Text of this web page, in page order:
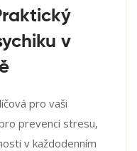
v
pro vaši
prevenci stresu,
v každodenním